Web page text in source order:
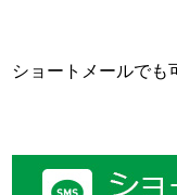
ショートメールでも